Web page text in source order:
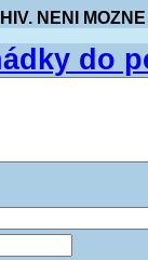
NENI
do